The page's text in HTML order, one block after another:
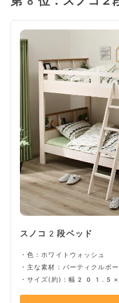
スノコ2段ベッド
・色：ホワイトウォッシュ
・主な素材：パーティクルボ
・サイズ(約)：幅